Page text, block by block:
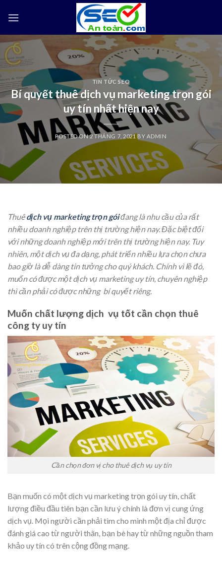
TIN TỨC SEO
Bí quyết thuê dịch vụ marketing trọn gói
uy tín nhất hiện nay
POSTED ON2 THÁNG 7, 2021 BY ADMIN
Thuêdịch vụ marketing trọn góiđang là nhu cầu của rất
nhiều doanh nghiệp trên thị trường hiện nay. Đặc biệt đối
với những doanh nghiệp mới trên thị trường hiện nay. Tuy
nhiên, một dịch vụ đa dạng, phát triển nhiều lựa chọn chưa
bao giờ là dễ dàng tin tưởng cho quý khách. Chính vì lẽ đó,
muốn có được một dịch vụ marketing uy tín, chuyên nghiệp
thì cần phải có được những bí quyết riêng.
Muốn chất lượng dịch vụ tốt cần chọn thuê
công ty uy tín
Cần chọn đơn vị cho thuê dịch vụ uy tín
Bạn muốn có một dịch vụ marketing trọn gói uy tín, chất
lượng điều đầu tiên bạn cần lưu ý chính là đơn vị cung ứng
dịch vụ. Mọi người cần phải tìm cho mình một địa chỉ được
đánh giá cao từ người thân, bạn bè hay từ những nguồn tham
khảo uy tín có trên cộng đồng mạng.